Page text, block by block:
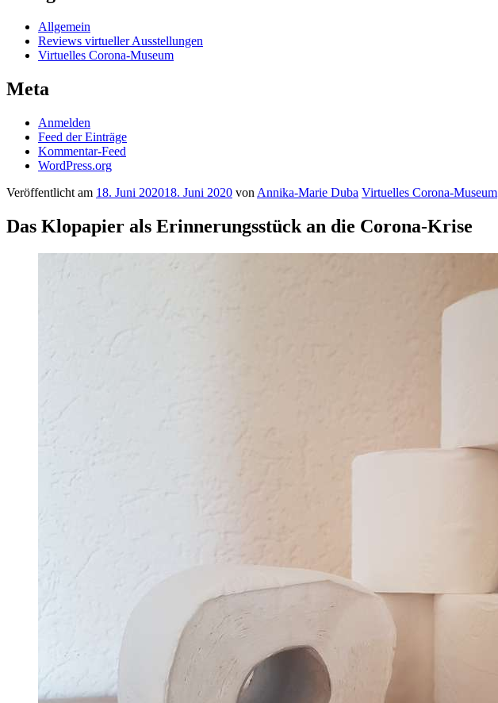
Allgemein
Reviews virtueller Ausstellungen
Virtuelles Corona-Museum
Meta
Anmelden
Feed der Einträge
Kommentar-Feed
WordPress.org
Veröffentlicht am 18. Juni 202018. Juni 2020 von Annika-Marie Duba Virtuelles Corona-Museum
Das Klopapier als Erinnerungsstück an die Corona-Krise